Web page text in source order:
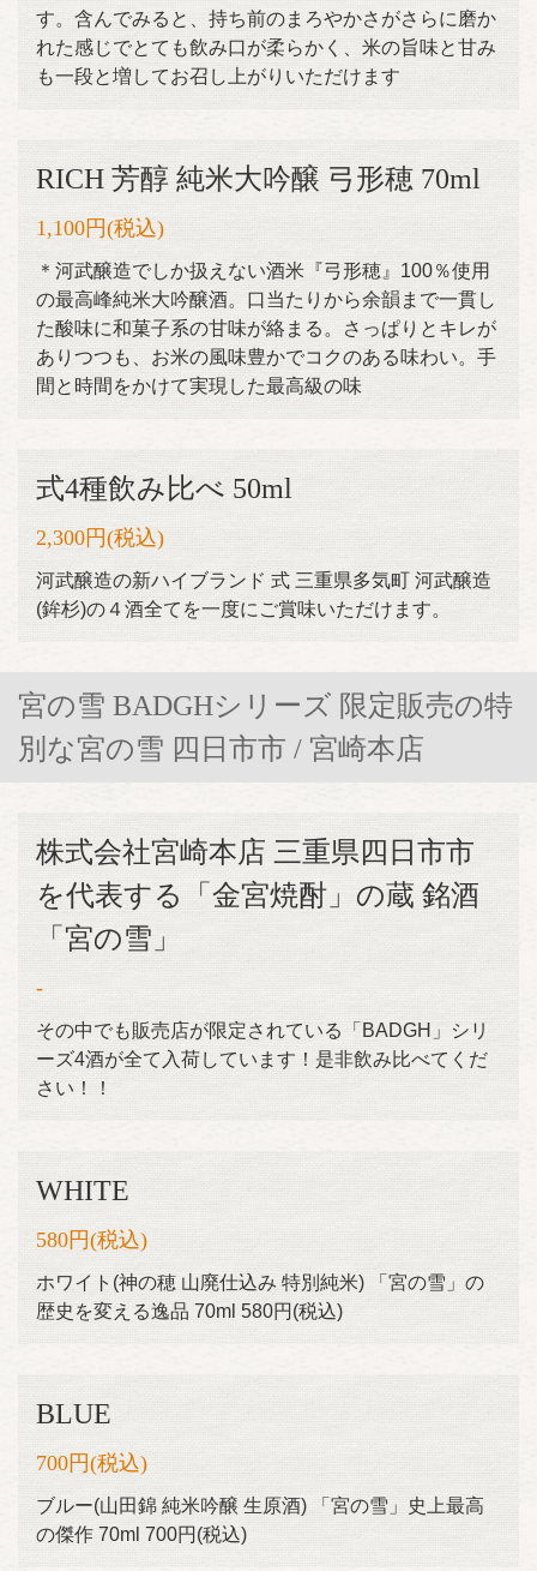
す。含んでみると、持ち前のまろやかさがさらに磨か
れた感じでとても飲み口が柔らかく、米の旨味と甘み
も一段と増してお召し上がりいただけます
RICH 芳醇 純米大吟醸 弓形穂 70ml
1,100円(税込)
＊河武醸造でしか扱えない酒米『弓形穂』100％使用
の最高峰純米大吟醸酒。口当たりから余韻まで一貫し
た酸味に和菓子系の甘味が絡まる。さっぱりとキレが
ありつつも、お米の風味豊かでコクのある味わい。手
間と時間をかけて実現した最高級の味
式4種飲み比べ 50ml
2,300円(税込)
河武醸造の新ハイブランド 式 三重県多気町 河武醸造
(鉾杉)の４酒全てを一度にご賞味いただけます。
宮の雪 BADGHシリーズ 限定販売の特
別な宮の雪 四日市市 / 宮崎本店
株式会社宮崎本店 三重県四日市市
を代表する「金宮焼酎」の蔵 銘酒
「宮の雪」
-
その中でも販売店が限定されている「BADGH」シリ
ーズ4酒が全て入荷しています！是非飲み比べてくだ
さい！！
WHITE
580円(税込)
ホワイト(神の穂 山廃仕込み 特別純米) 「宮の雪」の
歴史を変える逸品 70ml 580円(税込)
BLUE
700円(税込)
ブルー(山田錦 純米吟醸 生原酒) 「宮の雪」史上最高
の傑作 70ml 700円(税込)